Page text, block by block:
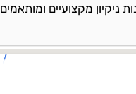
ניקיון מקצועיים ומותאמים